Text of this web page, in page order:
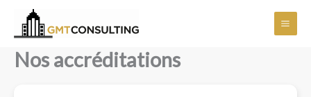
contenu
Main
Nos accréditations